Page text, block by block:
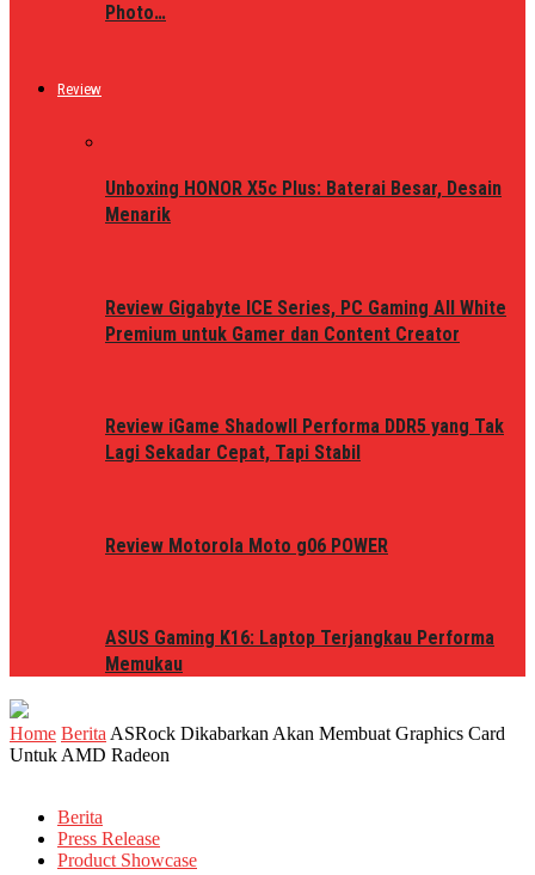
Photo…
Review
Unboxing HONOR X5c Plus: Baterai Besar, Desain
Menarik
Review Gigabyte ICE Series, PC Gaming All White
Premium untuk Gamer dan Content Creator
Review iGame ShadowII Performa DDR5 yang Tak
Lagi Sekadar Cepat, Tapi Stabil
Review Motorola Moto g06 POWER
ASUS Gaming K16: Laptop Terjangkau Performa
Memukau
Home Berita ASRock Dikabarkan Akan Membuat Graphics Card
Untuk AMD Radeon
Berita
Press Release
Product Showcase